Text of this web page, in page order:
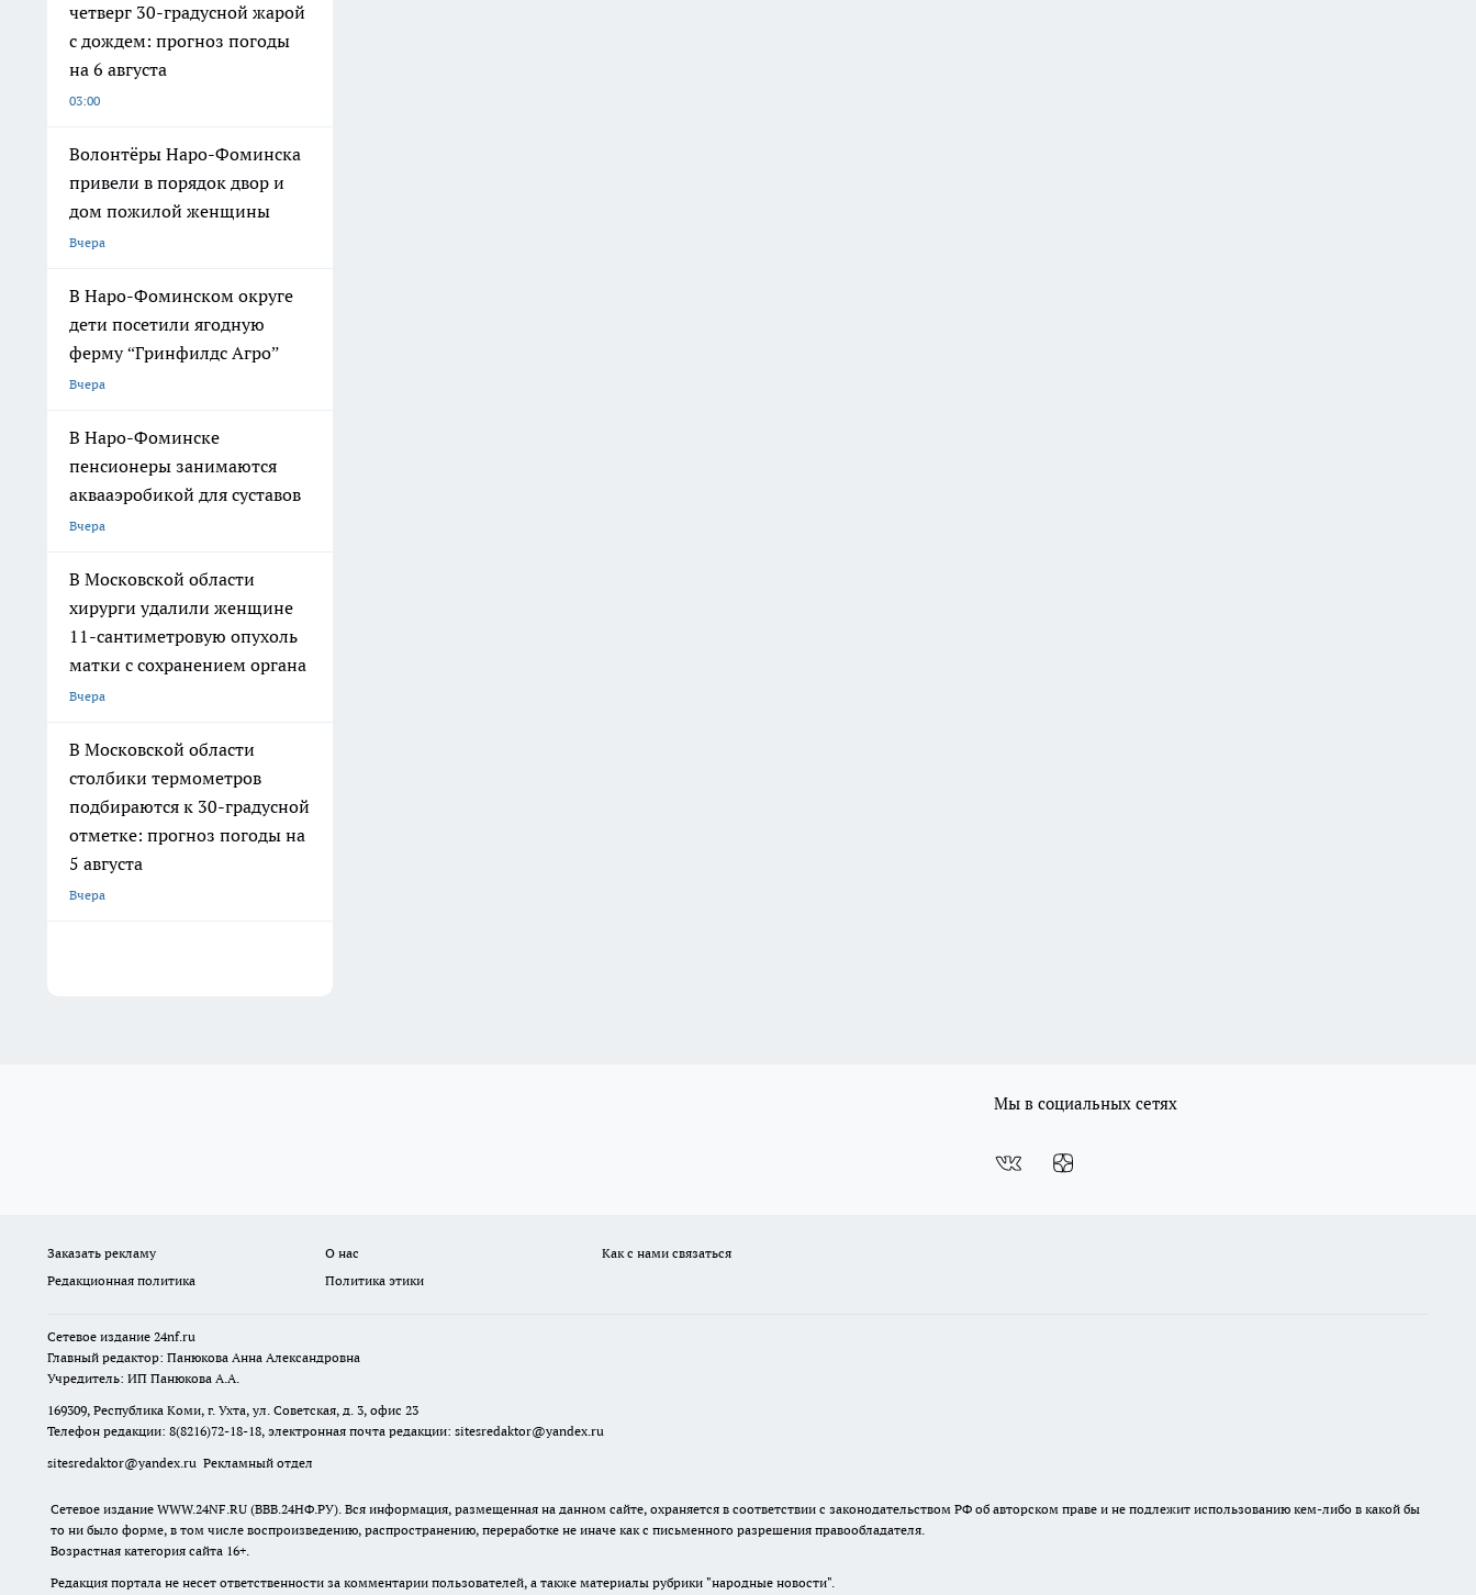
четверг 30-градусной жарой
с дождем: прогноз погоды
на 6 августа
03:00
Волонтёры Наро-Фоминска
привели в порядок двор и
дом пожилой женщины
Вчера
В Наро-Фоминском округе
дети посетили ягодную
ферму “Гринфилдс Агро”
Вчера
В Наро-Фоминске
пенсионеры занимаются
аквааэробикой для суставов
Вчера
В Московской области
хирурги удалили женщине
11-сантиметровую опухоль
матки с сохранением органа
Вчера
В Московской области
столбики термометров
подбираются к 30-градусной
отметке: прогноз погоды на
5 августа
Вчера
Мы в социальных сетях
Заказать рекламу О нас
Как с нами связаться
Редакционная политика
Политика этики
Сетевое издание 24nf.ru
Главный редактор: Панюкова Анна Александровна
Учредитель: ИП Панюкова А.А.
169309, Республика Коми, г. Ухта, ул. Советская, д. 3, офис 23
Телефон редакции: 8(8216)72-18-18, электронная почта редакции: sitesredaktor@yandex.ru
sitesredaktor@yandex.ru Рекламный отдел
Сетевое издание WWW.24NF.RU (ВВВ.24НФ.РУ). Вся информация, размещенная на данном сайте, охраняется в соответствии с законодательством РФ об авторском праве и не подлежит использованию кем-либо в какой бы
то ни было форме, в том числе воспроизведению, распространению, переработке не иначе как с письменного разрешения правообладателя.
Возрастная категория сайта 16+.
Редакция портала не несет ответственности за комментарии пользователей, а также материалы рубрики "народные новости".